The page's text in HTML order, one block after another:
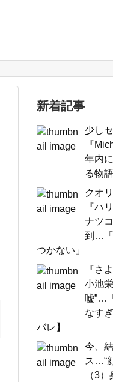
新着記事
少し
『
年内
る物
クオ
『ハ
ナツ
到…「
つかない」
『さ
小池
嘘”…
なす
バレ】
今、
ス…“
（3